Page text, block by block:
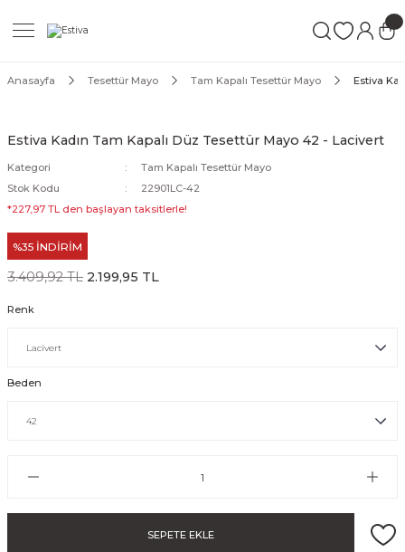
Anasayfa Tesettür Mayo Tam Kapalı Tesettür Mayo Estiva
Estiva Kadın Tam Kapalı Düz Tesettür Mayo 42 - Lacivert
Kategori
Tam Kapalı Tesettür Mayo
Stok Kodu
22901LC-42
*227,97 TL den başlayan taksitlerle!
%35 İNDİRİM
3.409,92 TL 2.199,95 TL
Renk
Beden
SEPETE EKLE